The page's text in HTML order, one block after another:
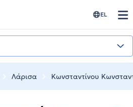
EL
Λάρισα Κωνσταντίνου